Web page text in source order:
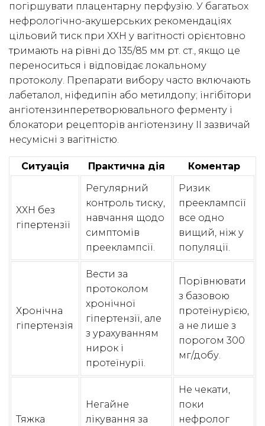
погіршувати плацентарну перфузію. У багатьох
нефрологічно-акушерських рекомендаціях
цільовий тиск при ХХН у вагітності орієнтовно
тримають на рівні до 135/85 мм рт. ст., якщо це
переноситься і відповідає локальному
протоколу. Препарати вибору часто включають
лабеталол, ніфедипін або метилдопу; інгібітори
ангіотензинперетворювального ферменту і
блокатори рецепторів ангіотензину II зазвичай
несумісні з вагітністю.
Ситуація Практична дія Коментар
ХХН без
гіпертензії
Регулярний
контроль тиску,
навчання щодо
симптомів
прееклампсії.
Ризик
прееклампсії
все одно
вищий, ніж у
популяції.
Хронічна
гіпертензія
Вести за
протоколом
хронічної
гіпертензії, але
з урахуванням
нирок і
протеїнурії.
Порівнювати
з базовою
протеїнурією,
а не лише з
порогом 300
мг/добу.
Тяжка
Негайне
лікування за
Не чекати,
поки
нефролог